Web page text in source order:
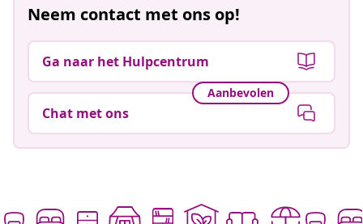
Neem contact met ons op!
Ga naar het Hulpcentrum
Aanbevolen
Chat met ons